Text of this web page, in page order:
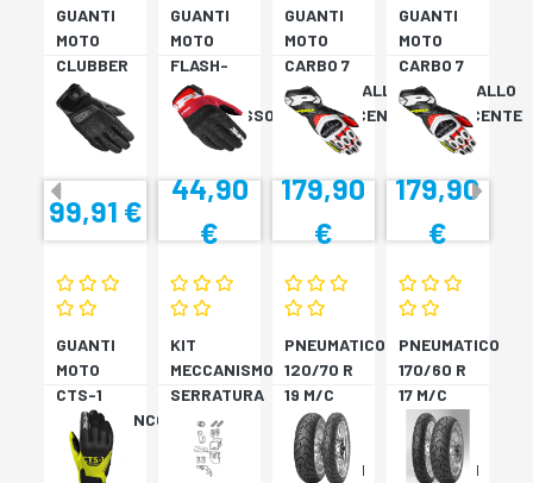
GUANTI
MOTO
CLUBBER
GLOVE
NERO
99,91 €
GUANTI
MOTO
FLASH-
KP
NERO/ROSSO
44,90
€
GUANTI
MOTO
CARBO 7
ROSSO/GIALLO
FLUORESCENTE
179,90
€
GUANTI
MOTO
CARBO 7
ROSSO/GIALLO
FLUORESCENTE
179,90
€
GUANTI
MOTO
CTS-1
NERO/BIANCO
KIT
MECCANISMO
SERRATURA
SH33
SH34
PNEUMATICO
120/70 R
19 M/C
60V TL
???
SCORPION
PNEUMATICO
170/60 R
17 M/C
72V
TL????
SCORPION